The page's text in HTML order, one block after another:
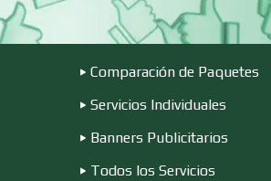
Construcciones en
General
Conversiones
Automotrices
y
Cremerías y
Salchichonerías
Comparación de Paquetes
Servicios Individuales
Banners Publicitarios
Todos los Servicios